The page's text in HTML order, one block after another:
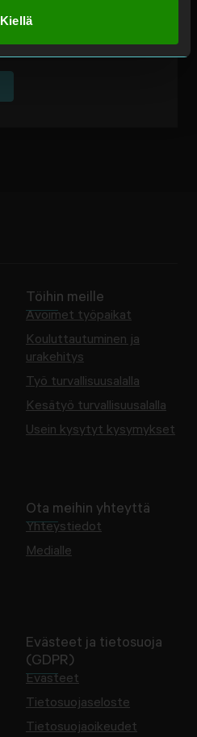
Kiellä
Töihin meille
Avoimet työpaikat
Kouluttautuminen ja
urakehitys
Työ turvallisuusalalla
Kesätyö turvallisuusalalla
Usein kysytyt kysymykset
Ota meihin yhteyttä
Yhteystiedot
Medialle
Evästeet ja tietosuoja
(GDPR)
Evästeet
Tietosuojaseloste
Tietosuojaoikeudet